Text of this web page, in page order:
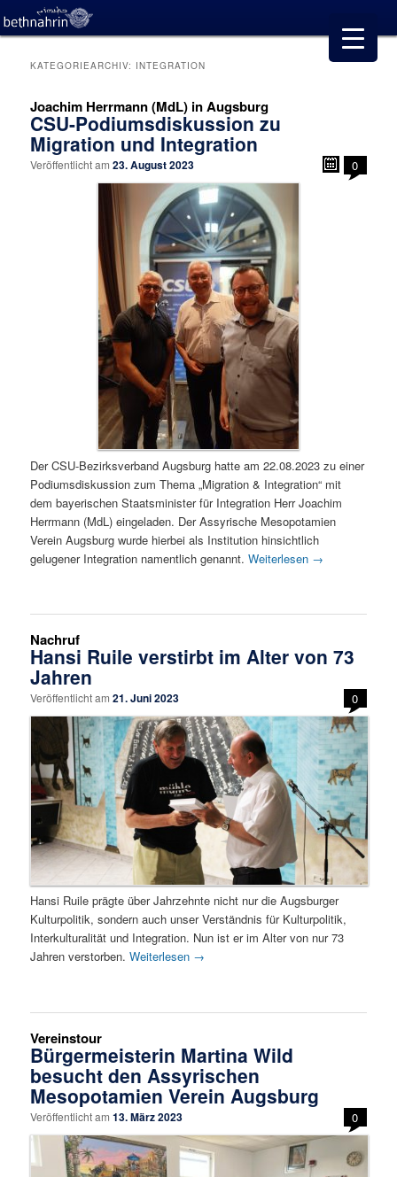
KATEGORIEARCHIV: INTEGRATION
Joachim Herrmann (MdL) in Augsburg
CSU-Podiumsdiskussion zu
Migration und Integration
Veröffentlicht am23. August 2023 0
Der CSU-Bezirksverband Augsburg hatte am 22.08.2023 zu einer
Podiumsdiskussion zum Thema „Migration & Integration“ mit
dem bayerischen Staatsminister für Integration Herr Joachim
Herrmann (MdL) eingeladen. Der Assyrische Mesopotamien
Verein Augsburg wurde hierbei als Institution hinsichtlich
gelugener Integration namentlich genannt.Weiterlesen →
Nachruf
Hansi Ruile verstirbt im Alter von 73
Jahren
Veröffentlicht am21. Juni 2023 0
Hansi Ruile prägte über Jahrzehnte nicht nur die Augsburger
Kulturpolitik, sondern auch unser Verständnis für Kulturpolitik,
Interkulturalität und Integration. Nun ist er im Alter von nur 73
Jahren verstorben.Weiterlesen →
Vereinstour
Bürgermeisterin Martina Wild
besucht den Assyrischen
Mesopotamien Verein Augsburg
Veröffentlicht am13. März 2023 0